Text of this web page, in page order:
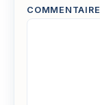
COMMENTAIRE